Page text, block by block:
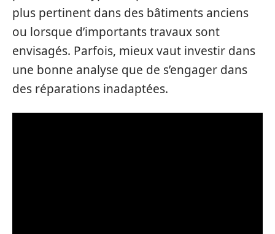
plus pertinent dans des bâtiments anciens
ou lorsque d’importants travaux sont
envisagés. Parfois, mieux vaut investir dans
une bonne analyse que de s’engager dans
des réparations inadaptées.